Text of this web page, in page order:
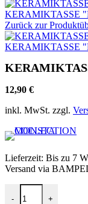
KERAMIKTASSE
Zurück zur
KERAMIKTASSE
12,90 €
inkl. MwSt. zzgl.
Lieferzeit: Bis zu 7
Versand via
-
KERAMIKTASSE
+